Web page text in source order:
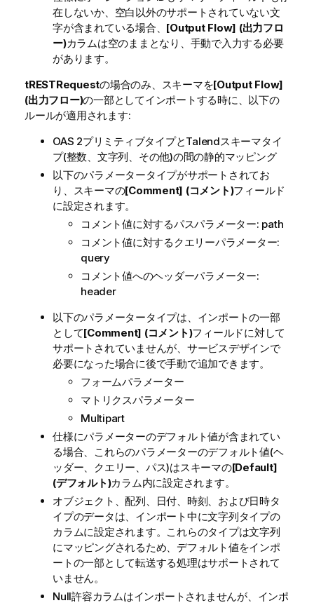
在しないか、空白以外のサポートされていない文
字が含まれている場合、 [Output Flow] (出力フロ
ー)カラムは空のままとなり、手動で入力する必要
があります。
tRESTRequestの場合のみ、スキーマを[Output Flow]
(出力フロー)の一部としてインポートする時に、以下の
ルールが適用されます:
OAS 2プリミティブタイプとTalendスキーマタイ
プ(整数、文字列、その他)の間の静的マッピング
以下のパラメータータイプがサポートされてお
り、スキーマの[Comment] (コメント)フィールド
に設定されます。
コメント値に対するパスパラメーター: path
コメント値に対するクエリーパラメーター:
query
コメント値へのヘッダーパラメーター:
header
以下のパラメータータイプは、インポートの一部
として[Comment] (コメント)フィールドに対して
サポートされていませんが、サービスデザインで
必要になった場合に後で手動で追加できます。
フォームパラメーター
マトリクスパラメーター
Multipart
仕様にパラメーターのデフォルト値が含まれてい
る場合、これらのパラメーターのデフォルト値(ヘ
ッダー、クエリー、パス)はスキーマの[Default]
(デフォルト)カラム内に設定されます。
オブジェクト、配列、日付、時刻、および日時タ
イプのデータは、インポート中に文字列タイプの
カラムに設定されます。これらのタイプは文字列
にマッピングされるため、デフォルト値をインポ
ートの一部として転送する処理はサポートされて
いません。
Null許容カラムはインポートされませんが、インポ